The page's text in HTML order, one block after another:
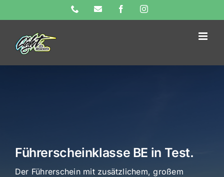
to
content
Phone E-
FacebookInstagram
Führerscheinklasse BE in Test.
Der Führerschein mit zusätzlichem, großem